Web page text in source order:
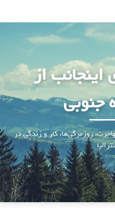
اینجانب از
جنوبی
روزمرگی‌ها، کار و زندگی در